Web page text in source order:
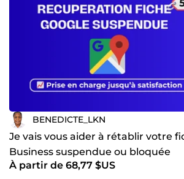
BENEDICTE_LKN
Je vais vous aider à rétablir votre
Business suspendue ou bloquée
À partir de 68,77 $US